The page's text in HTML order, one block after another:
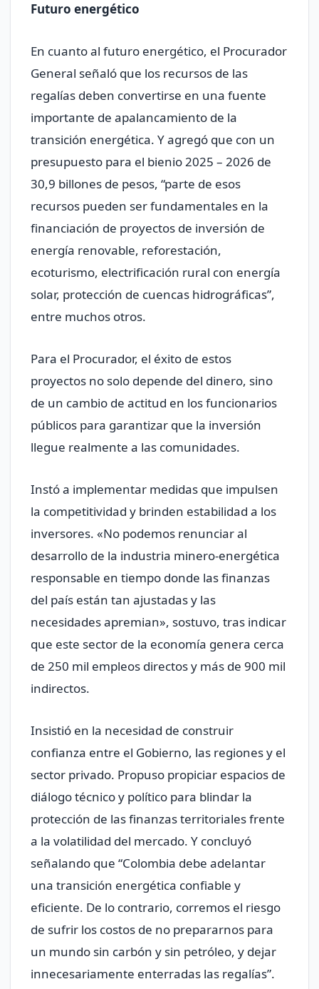
Futuro energético
En cuanto al futuro energético, el Procurador
General señaló que los recursos de las
regalías deben convertirse en una fuente
importante de apalancamiento de la
transición energética. Y agregó que con un
presupuesto para el bienio 2025 – 2026 de
30,9 billones de pesos, “parte de esos
recursos pueden ser fundamentales en la
financiación de proyectos de inversión de
energía renovable, reforestación,
ecoturismo, electrificación rural con energía
solar, protección de cuencas hidrográficas”,
entre muchos otros.
Para el Procurador, el éxito de estos
proyectos no solo depende del dinero, sino
de un cambio de actitud en los funcionarios
públicos para garantizar que la inversión
llegue realmente a las comunidades.
Instó a implementar medidas que impulsen
la competitividad y brinden estabilidad a los
inversores. «No podemos renunciar al
desarrollo de la industria minero-energética
responsable en tiempo donde las finanzas
del país están tan ajustadas y las
necesidades apremian», sostuvo, tras indicar
que este sector de la economía genera cerca
de 250 mil empleos directos y más de 900 mil
indirectos.
Insistió en la necesidad de construir
confianza entre el Gobierno, las regiones y el
sector privado. Propuso propiciar espacios de
diálogo técnico y político para blindar la
protección de las finanzas territoriales frente
a la volatilidad del mercado. Y concluyó
señalando que “Colombia debe adelantar
una transición energética confiable y
eficiente. De lo contrario, corremos el riesgo
de sufrir los costos de no prepararnos para
un mundo sin carbón y sin petróleo, y dejar
innecesariamente enterradas las regalías”.